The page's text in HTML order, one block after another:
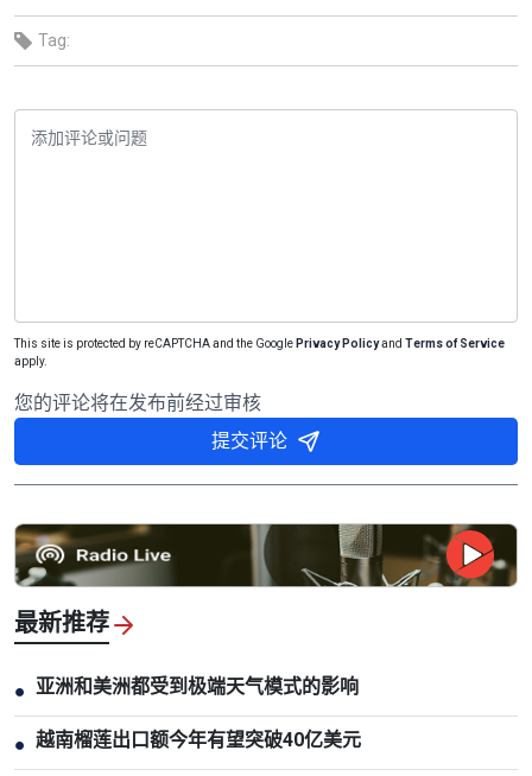
Tag:
This site is protected by reCAPTCHA and the Google Privacy Policyand Terms of Service
apply.
您的评论将在发布前经过审核
提交评论
最新推荐
● 亚洲和美洲都受到极端天气模式的影响
● 越南榴莲出口额今年有望突破40亿美元